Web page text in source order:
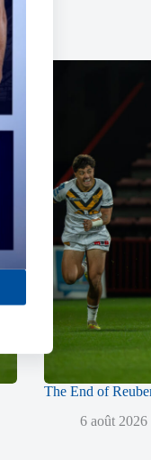
The End of
6 août 2026